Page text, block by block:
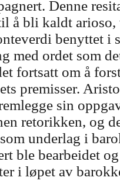
Denne
å bli kaldt arioso,
benyttet i
med ordet som
fortsatt om å
premisser.
sin
retorikken, og
underlag i
ble bearbeidet
i løpet av